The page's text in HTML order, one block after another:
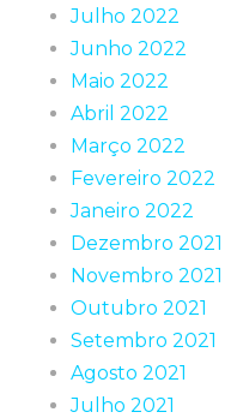
Julho 2022
Junho 2022
Maio 2022
Abril 2022
Março 2022
Fevereiro 2022
Janeiro 2022
Dezembro 2021
Novembro 2021
Outubro 2021
Setembro 2021
Agosto 2021
Julho 2021